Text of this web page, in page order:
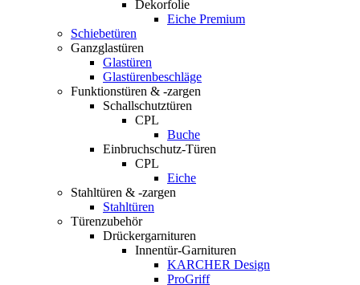
Dekorfolie
Eiche Premium
Schiebetüren
Ganzglastüren
Glastüren
Glastürenbeschläge
Funktionstüren & -zargen
Schallschutztüren
CPL
Buche
Einbruchschutz-Türen
CPL
Eiche
Stahltüren & -zargen
Stahltüren
Türenzubehör
Drückergarnituren
Innentür-Garnituren
KARCHER Design
ProGriff